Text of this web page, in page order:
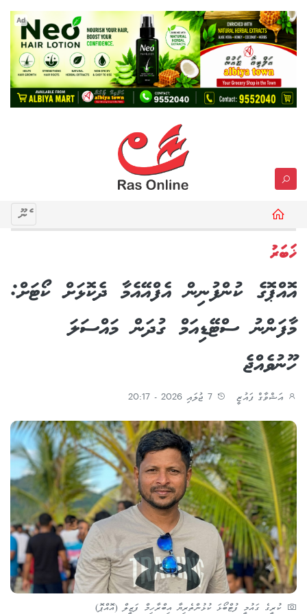
Ad
މެނޫ
ޚަބަރު
އޮއްޕޮގެ ކުންފުނިން އެފްއޭއެމާ ދެކޮޅަށް ކޯޓަށް:
މާފަންނު ސްޓޭޑިއަމް ގުދަން މައްސަލަ
ހޫނުވެއްޖެ
އަޝްވާގް ފައުޒީ
ކުރީގެ ގައުމީ ފުޓްބޯޅަ ކުޅުންތެރިޔާ އިބްރާހިމް ފަޒީލް (އޮއްޕޮ)